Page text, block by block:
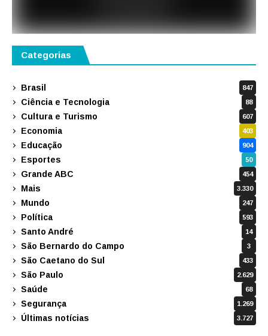
Categorias
Brasil 847
Ciência e Tecnologia 88
Cultura e Turismo 607
Economia 403
Educação 904
Esportes 50
Grande ABC 454
Mais 3.330
Mundo 247
Política 593
Santo André 14
São Bernardo do Campo 3
São Caetano do Sul 433
São Paulo 2.629
Saúde 68
Segurança 1.269
Últimas notícias 3.727